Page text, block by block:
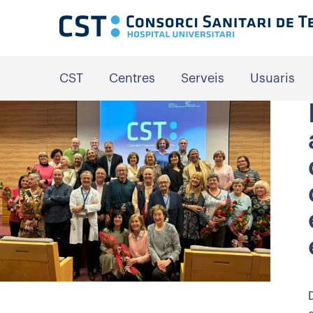
CST Centres Serveis Usuaris